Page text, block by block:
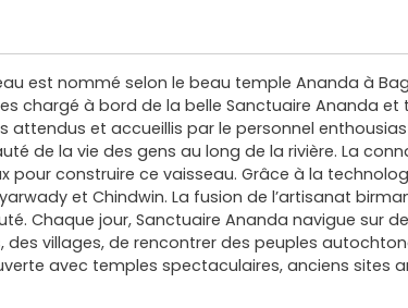
est nommé selon le beau temple Ananda à
chargé à bord de la belle Sanctuaire Ananda
attendus et accueillis par le personnel
de la vie des gens au long de la rivière. La
pour construire ce vaisseau. Grâce à la
et Chindwin. La fusion de l’artisanat
Chaque jour, Sanctuaire Ananda navigue sur
des villages, de rencontrer des peuples
avec temples spectaculaires, anciens sites